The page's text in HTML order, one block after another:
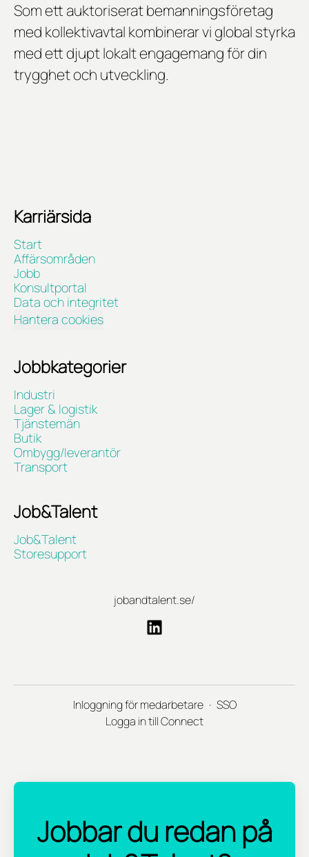
Som ett auktoriserat bemanningsföretag
med kollektivavtal kombinerar vi global styrka
med ett djupt lokalt engagemang för din
trygghet och utveckling.
Karriärsida
Start
Affärsområden
Jobb
Konsultportal
Data och integritet
Hantera cookies
Jobbkategorier
Industri
Lager & logistik
Tjänstemän
Butik
Ombygg/leverantör
Transport
Job&Talent
Job&Talent
Storesupport
jobandtalent.se/
Inloggning för medarbetare · SSO
Logga in till Connect
Jobbar du redan på